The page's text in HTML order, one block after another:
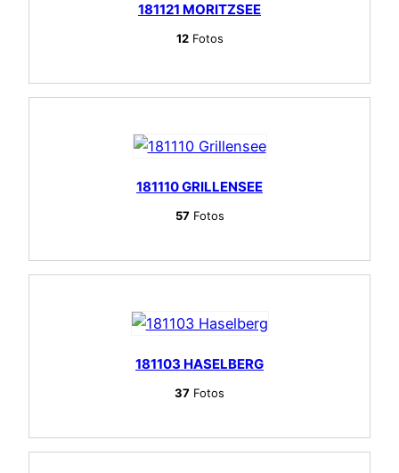
181121 MORITZSEE
12Fotos
181110 GRILLENSEE
57Fotos
181103 HASELBERG
37 Fotos